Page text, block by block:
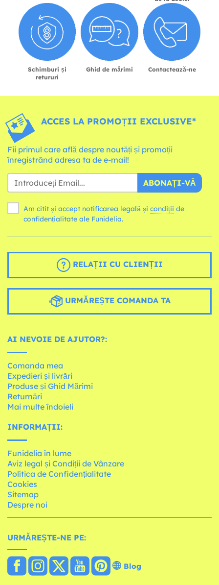
Schimburi și
retururi
Ghid de mărimi Contactează-ne
ACCES LA PROMOȚII EXCLUSIVE*
Fii primul care află despre noutăți și promoții
înregistrând adresa ta de e-mail!
ABONAȚI-VĂ
Am citit și accept notificarea legală și condiții
confidențialitate ale Funidelia.
RELAȚII CU CLIENȚII
URMĂREȘTE COMANDA TA
AI NEVOIE DE AJUTOR?:
Comanda mea
Expedieri și livrări
Produse și Ghid Mărimi
Returnări
Mai multe îndoieli
INFORMAȚII:
Funidelia în lume
Aviz legal și Condiții de Vânzare
Política de Confidențialitate
Cookies
Sitemap
Despre noi
URMĂREȘTE-NE PE:
Blog